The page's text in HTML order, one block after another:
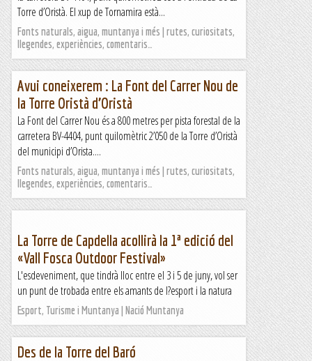
Torre d’Oristà. El xup de Tornamira està...
Fonts naturals, aigua, muntanya i més | rutes, curiositats,
llegendes, experiències, comentaris…
Avui coneixerem : La Font del Carrer Nou de
la Torre Oristà d’Oristà
La Font del Carrer Nou és a 800 metres per pista forestal de la
carretera BV-4404, punt quilomètric 2’050 de la Torre d’Oristà
del municipi d’Orista....
Fonts naturals, aigua, muntanya i més | rutes, curiositats,
llegendes, experiències, comentaris…
La Torre de Capdella acollirà la 1ª edició del
«Vall Fosca Outdoor Festival»
L'esdeveniment, que tindrà lloc entre el 3 i 5 de juny, vol ser
un punt de trobada entre els amants de l?esport i la natura
Esport, Turisme i Muntanya | Nació Muntanya
Des de la Torre del Baró